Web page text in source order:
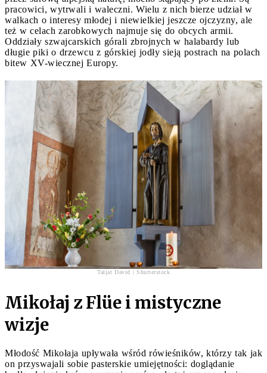
pracowici, wytrwali i waleczni. Wielu z nich bierze udział w
walkach o interesy młodej i niewielkiej jeszcze ojczyzny, ale
też w celach zarobkowych najmuje się do obcych armii.
Oddziały szwajcarskich górali zbrojnych w halabardy lub
długie piki o drzewcu z górskiej jodły sieją postrach na polach
bitew XV-wiecznej Europy.
Taljat David | Shutterstock
Mikołaj z Flüe i mistyczne
wizje
Młodość Mikołaja upływała wśród rówieśników, którzy tak jak
on przyswajali sobie pasterskie umiejętności: doglądanie